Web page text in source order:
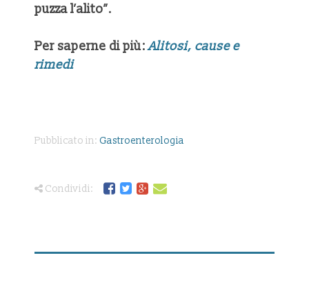
puzza l’alito”.
Per saperne di più:Alitosi, cause e
rimedi
Pubblicato in: Gastroenterologia
Condividi: